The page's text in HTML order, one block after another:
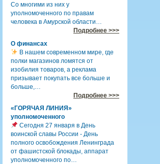
Со многими из них у
уполномоченного по правам
человека в Амурской области…
Подробнее >>>
О финансах
В нашем современном мире, где
полки магазинов ломятся от
изобилия товаров, а реклама
призывает покупать все больше и
больше,…
Подробнее >>>
«ГОРЯЧАЯ ЛИНИЯ»
уполномоченного
Сегодня 27 января в День
воинской славы России - День
полного освобождения Ленинграда
от фашистской блокады, аппарат
уполномоченного по…